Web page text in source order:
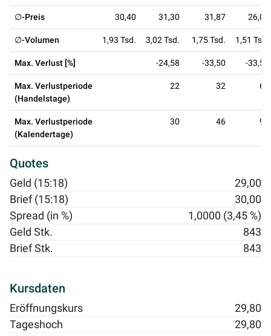
∅-Preis 30,40 31,30 31,87 26,05
∅-Volumen 1,93 Tsd. 3,02 Tsd. 1,75 Tsd. 1,51 Tsd.
Max. Verlust [%] -24,58 -33,50 -33,50
Max. Verlustperiode
(Handelstage)
22 32 66
Max. Verlustperiode
(Kalendertage)
30 46 99
Quotes
Geld (15:18)
29,00
Brief (15:18)
30,00
Spread (in %)
1,0000 (3,45 %)
Geld Stk.
843
Brief Stk.
843
Kursdaten
Eröffnungskurs
29,80
Tageshoch
29,80